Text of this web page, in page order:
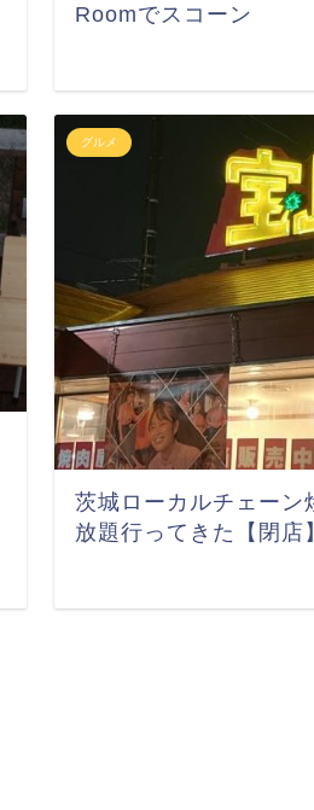
Roomでスコーン
グルメ
茨城ローカルチェーン
放題行ってきた【閉店